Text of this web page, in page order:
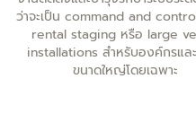
ว่าจะเป็น command and
rental staging หรือ large
installations สำหรับองค์กรแล
ขนาดใหญ่โดยเฉพาะ